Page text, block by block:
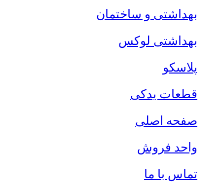
بهداشتی و ساختمان
بهداشتی لوکس
پلاسکو
قطعات یدکی
صفحه اصلی
واحد فروش
تماس با ما